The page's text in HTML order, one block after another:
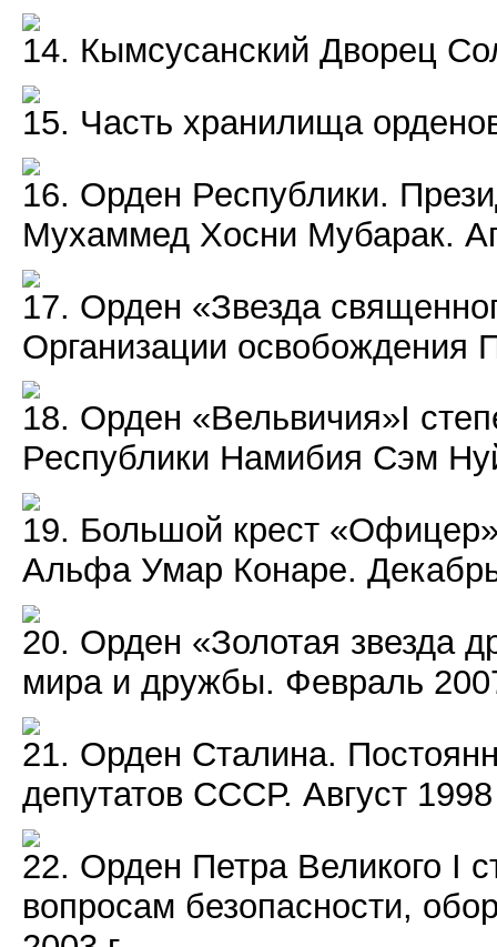
14. Кымсусанский Дворец
15. Часть хранилища
16. Орден Республики.
Мухаммед Хосни Мубарак.
17. Орден «Звезда
Организации освобождения
18. Орден «Вельвичия»I
Республики Намибия Сэм
19. Большой крест
Альфа Умар Конаре.
20. Орден «Золотая звезда
мира и дружбы. Февраль
21. Орден Сталина.
депутатов СССР. Август 1998
22. Орден Петра Великого I
вопросам безопасности,